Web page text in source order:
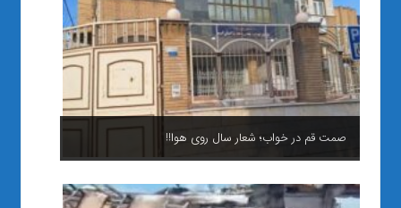
صمت قم در خواب؛ شعار سال روی هوا!!